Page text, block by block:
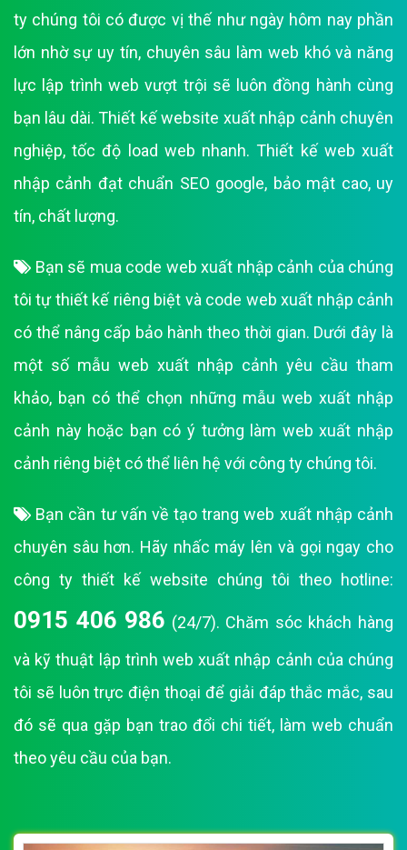
ty chúng tôi có được vị thế như ngày hôm nay phần
lớn nhờ sự uy tín, chuyên sâu làm web khó và năng
lực lập trình web vượt trội sẽ luôn đồng hành cùng
bạn lâu dài. Thiết kế website xuất nhập cảnh chuyên
nghiệp, tốc độ load web nhanh. Thiết kế web xuất
nhập cảnh đạt chuẩn SEO google, bảo mật cao, uy
tín, chất lượng.
Bạn sẽ mua code web xuất nhập cảnh của chúng
tôi tự thiết kế riêng biệt và code web xuất nhập cảnh
có thể nâng cấp bảo hành theo thời gian. Dưới đây là
một số mẫu web xuất nhập cảnh yêu cầu tham
khảo, bạn có thể chọn những mẫu web xuất nhập
cảnh này hoặc bạn có ý tưởng làm web xuất nhập
cảnh riêng biệt có thể liên hệ với công ty chúng tôi.
Bạn cần tư vấn về tạo trang web xuất nhập cảnh
chuyên sâu hơn. Hãy nhấc máy lên và gọi ngay cho
công ty thiết kế website chúng tôi theo hotline:
0915 406 986 (24/7). Chăm sóc khách hàng
và kỹ thuật lập trình web xuất nhập cảnh của chúng
tôi sẽ luôn trực điện thoại để giải đáp thắc mắc, sau
đó sẽ qua gặp bạn trao đổi chi tiết, làm web chuẩn
theo yêu cầu của bạn.